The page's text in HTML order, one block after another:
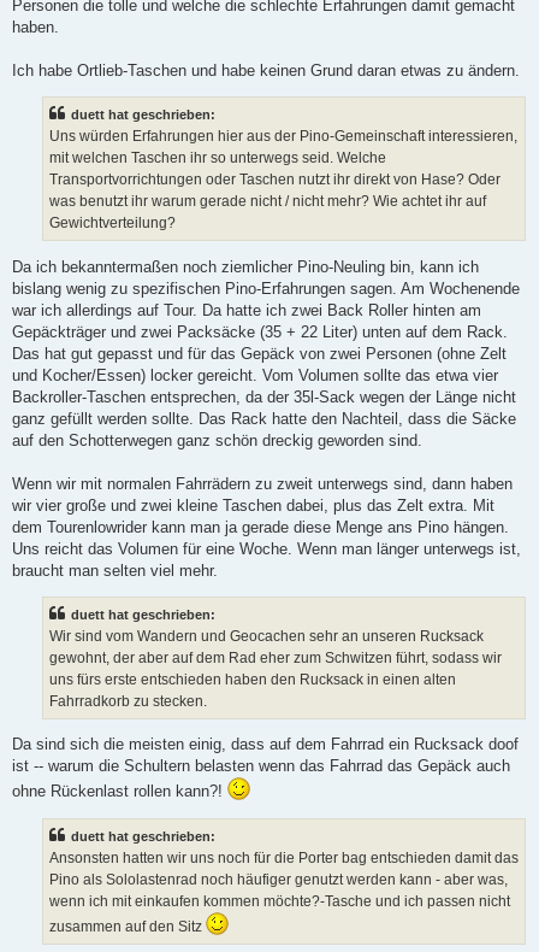
Personen die tolle und welche die schlechte Erfahrungen damit gemacht
haben.
Ich habe Ortlieb-Taschen und habe keinen Grund daran etwas zu ändern.
duett hat geschrieben:
Uns würden Erfahrungen hier aus der Pino-Gemeinschaft interessieren,
mit welchen Taschen ihr so unterwegs seid. Welche
Transportvorrichtungen oder Taschen nutzt ihr direkt von Hase? Oder
was benutzt ihr warum gerade nicht / nicht mehr? Wie achtet ihr auf
Gewichtverteilung?
Da ich bekanntermaßen noch ziemlicher Pino-Neuling bin, kann ich
bislang wenig zu spezifischen Pino-Erfahrungen sagen. Am Wochenende
war ich allerdings auf Tour. Da hatte ich zwei Back Roller hinten am
Gepäckträger und zwei Packsäcke (35 + 22 Liter) unten auf dem Rack.
Das hat gut gepasst und für das Gepäck von zwei Personen (ohne Zelt
und Kocher/Essen) locker gereicht. Vom Volumen sollte das etwa vier
Backroller-Taschen entsprechen, da der 35l-Sack wegen der Länge nicht
ganz gefüllt werden sollte. Das Rack hatte den Nachteil, dass die Säcke
auf den Schotterwegen ganz schön dreckig geworden sind.
Wenn wir mit normalen Fahrrädern zu zweit unterwegs sind, dann haben
wir vier große und zwei kleine Taschen dabei, plus das Zelt extra. Mit
dem Tourenlowrider kann man ja gerade diese Menge ans Pino hängen.
Uns reicht das Volumen für eine Woche. Wenn man länger unterwegs ist,
braucht man selten viel mehr.
duett hat geschrieben:
Wir sind vom Wandern und Geocachen sehr an unseren Rucksack
gewohnt, der aber auf dem Rad eher zum Schwitzen führt, sodass wir
uns fürs erste entschieden haben den Rucksack in einen alten
Fahrradkorb zu stecken.
Da sind sich die meisten einig, dass auf dem Fahrrad ein Rucksack doof
ist -- warum die Schultern belasten wenn das Fahrrad das Gepäck auch
ohne Rückenlast rollen kann?!
duett hat geschrieben:
Ansonsten hatten wir uns noch für die Porter bag entschieden damit das
Pino als Sololastenrad noch häufiger genutzt werden kann - aber was,
wenn ich mit einkaufen kommen möchte?-Tasche und ich passen nicht
zusammen auf den Sitz